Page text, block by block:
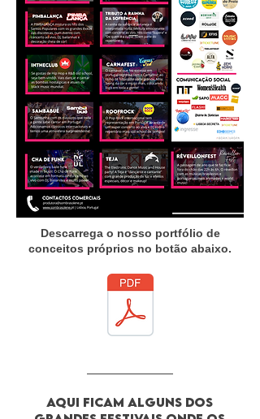
Descarrega o nosso portfólio de
conceitos próprios no botão abaixo.
Aqui ficam alguns dos